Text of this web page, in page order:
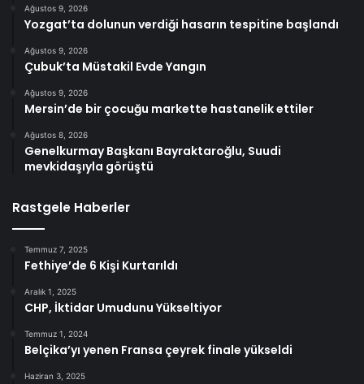
Ağustos 9, 2026
Yozgat’ta dolunun verdiği hasarın tespitine başlandı
Ağustos 9, 2026
Çubuk’ta Müstakil Evde Yangın
Ağustos 9, 2026
Mersin’de bir çocuğu markette hastanelik ettiler
Ağustos 8, 2026
Genelkurmay Başkanı Bayraktaroğlu, Suudi
mevkidaşıyla görüştü
Rastgele Haberler
Temmuz 7, 2025
Fethiye’de 6 Kişi Kurtarıldı
Aralık 1, 2025
CHP, İktidar Umudunu Yükseltiyor
Temmuz 1, 2024
Belçika’yı yenen Fransa çeyrek finale yükseldi
Haziran 3, 2025